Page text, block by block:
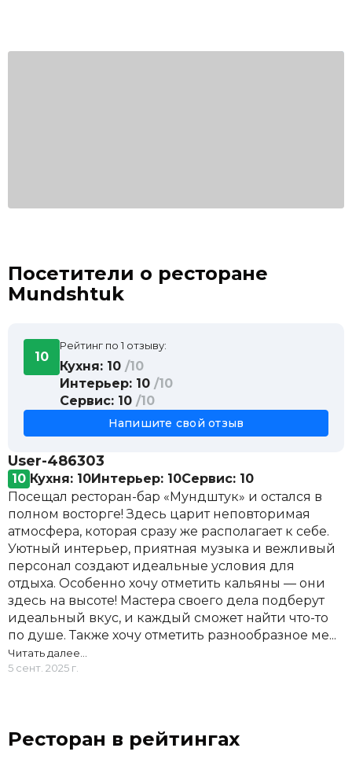
Посетители о ресторане
Mundshtuk
10
Рейтинг по 1 отзыву:
Кухня: 10 /10
Интерьер: 10 /10
Сервис: 10 /10
Напишите свой отзыв
User-486303
10 Кухня: 10Интерьер: 10Сервис: 10
Посещал ресторан-бар «Мундштук» и остался в
полном восторге! Здесь царит неповторимая
атмосфера, которая сразу же располагает к себе.
Уютный интерьер, приятная музыка и вежливый
персонал создают идеальные условия для
отдыха. Особенно хочу отметить кальяны — они
здесь на высоте! Мастера своего дела подберут
идеальный вкус, и каждый сможет найти что-то
по душе. Также хочу отметить разнообразное ме...
Читать далее…
5 сент. 2025 г.
Ресторан в рейтингах